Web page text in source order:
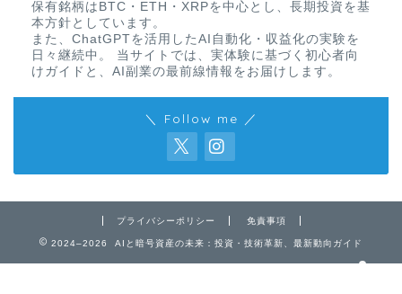
保有銘柄はBTC・ETH・XRPを中心とし、長期投資を基
本方針としています。
また、ChatGPTを活用したAI自動化・収益化の実験を
日々継続中。 当サイトでは、実体験に基づく初心者向
けガイドと、AI副業の最前線情報をお届けします。
＼ Follow me ／
プライバシーポリシー 免責事項
2024–2026 AIと暗号資産の未来：投資・技術革新、最新動向ガイド
お問い合わせ